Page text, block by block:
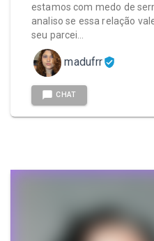
estamos com medo de
analiso se essa relação
seu parcei…
madufrr
CHAT